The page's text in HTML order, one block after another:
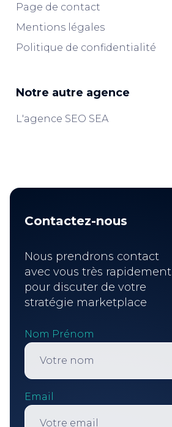
Contactez-nous
Nous prendrons contact
avec vous très rapidement
pour discuter de votre
stratégie marketplace
Nom Prénom
Email
Page de contact
Mentions légales
Politique de confidentialité
Notre autre agence
L'agence SEO SEA